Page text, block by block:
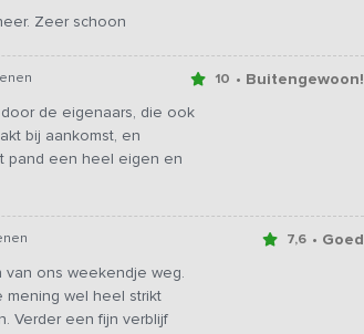
Zeer schoon
10 • Buitengewoon!
de eigenaars, die ook
bij aankomst, en
pand een heel eigen en
7,6 • Goed
ons weekendje weg.
wel heel strikt
Verder een fijn verblijf